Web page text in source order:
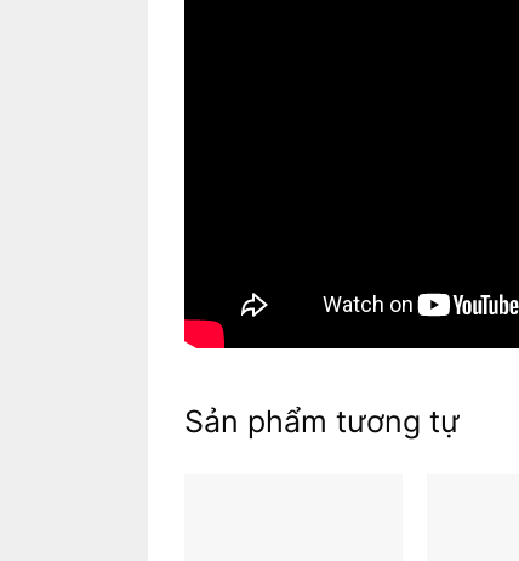
Sản phẩm tương tự